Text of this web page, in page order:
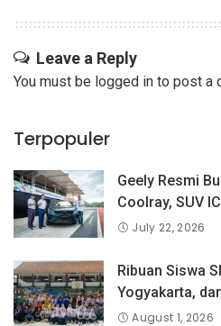
Leave a Reply
You must be logged in to post a
Terpopuler
Geely Resmi
Coolray, SUV
Indonesia yang
July 22, 2026
Ribuan Siswa
Yogyakarta,
Langsung
August 1, 2026